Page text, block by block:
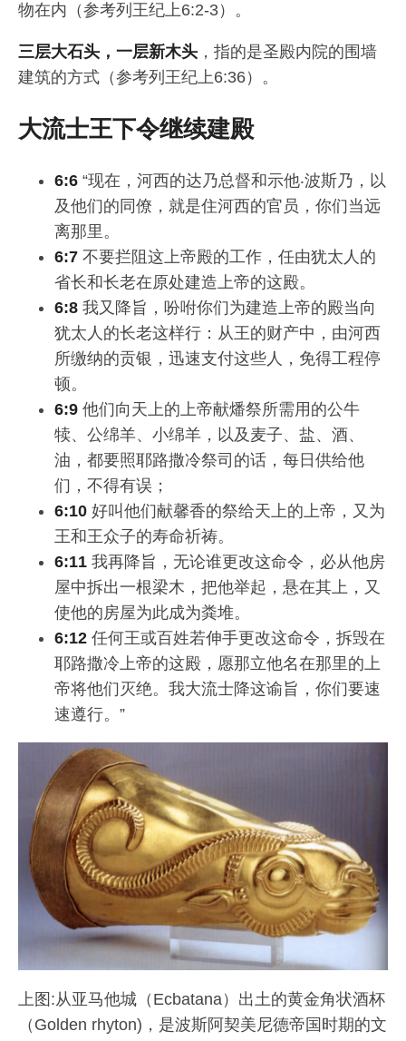
物在内（参考列王纪上6:2-3）。
三层大石头，一层新木头 ，指的是圣殿内院的围墙
建筑的方式（参考列王纪上6:36）。
大流士王下令继续建殿
6:6 “现在，河西的达乃总督和示他‧波斯乃，以
及他们的同僚，就是住河西的官员，你们当远
离那里。
6:7 不要拦阻这上帝殿的工作，任由犹太人的
省长和长老在原处建造上帝的这殿。
6:8 我又降旨，吩咐你们为建造上帝的殿当向
犹太人的长老这样行：从王的财产中，由河西
所缴纳的贡银，迅速支付这些人，免得工程停
顿。
6:9 他们向天上的上帝献燔祭所需用的公牛
犊、公绵羊、小绵羊，以及麦子、盐、酒、
油，都要照耶路撒冷祭司的话，每日供给他
们，不得有误；
6:10 好叫他们献馨香的祭给天上的上帝，又为
王和王众子的寿命祈祷。
6:11 我再降旨，无论谁更改这命令，必从他房
屋中拆出一根梁木，把他举起，悬在其上，又
使他的房屋为此成为粪堆。
6:12 任何王或百姓若伸手更改这命令，拆毁在
耶路撒冷上帝的这殿，愿那立他名在那里的上
帝将他们灭绝。我大流士降这谕旨，你们要速
速遵行。”
上图:从亚马他城（Ecbatana）出土的黄金角状酒杯
（Golden rhyton)，是波斯阿契美尼德帝国时期的文